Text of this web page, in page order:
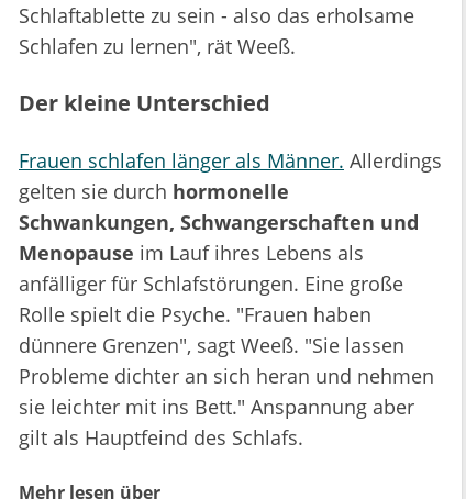
Schlaftablette zu sein - also das erholsame
Schlafen zu lernen", rät Weeß.
Der kleine Unterschied
Frauen schlafen länger als Männer. Allerdings
gelten sie durch hormonelle
Schwankungen, Schwangerschaften und
Menopause im Lauf ihres Lebens als
anfälliger für Schlafstörungen. Eine große
Rolle spielt die Psyche. "Frauen haben
dünnere Grenzen", sagt Weeß. "Sie lassen
Probleme dichter an sich heran und nehmen
sie leichter mit ins Bett." Anspannung aber
gilt als Hauptfeind des Schlafs.
Mehr lesen über